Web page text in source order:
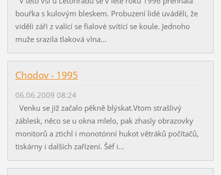
bouřka s kulovým bleskem. Probuzení lidé uváděli, že
viděli záři z valící se fialové svítící se koule. Jednoho
muže srazila tlaková vlna...
Chodov - 1995
06.06.2009 08:24
Venku se již začalo pěkně blýskat.Vtom strašlivý
záblesk, něco se u okna mlelo, pak zhasly obrazovky
monitorů a ztichl i monotónní hukot větráků počítačů,
tiskárny i dalších zařízení. Šéf i...